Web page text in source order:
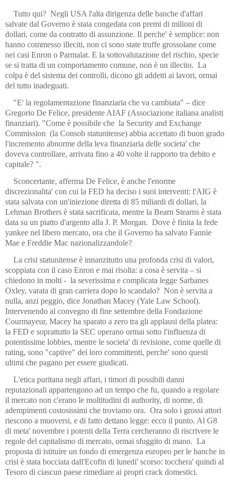
Tutto qui? Negli USA l'alta dirigenza delle banche d'affari
salvate dal Governo è stata congedata con premi di milioni di
dollari, come da contratto di assunzione. Il perche' è semplice: non
hanno commesso illeciti, non ci sono state truffe grossolane come
nei casi Enron o Parmalat. E la sottovalutazione del rischio, specie
se si tratta di un comportamento comune, non è un illecito. La
colpa è del sistema dei controlli, dicono gli addetti ai lavori, ormai
del tutto inadeguati.
"E' la regolamentazione finanziaria che va cambiata" – dice
Gregorio De Felice, presidente AIAF (Associazione italiana analisti
finanziari). "Come è possibile che la Security and Exchange
Commission (la Consob statunitense) abbia accettato di buon grado
l'incremento abnorme della leva finanziaria delle societa' che
doveva controllare, arrivata fino a 40 volte il rapporto tra debito e
capitale? ".
Sconcertante, afferma De Felice, è anche l'enorme
discrezionalita' con cui la FED ha deciso i suoi interventi: l'AIG è
stata salvata con un'iniezione diretta di 85 miliardi di dollari, la
Lehman Brothers è stata sacrificata, mentre la Bearn Stearns è stata
data su un piatto d'argento alla J. P. Morgan. Dove è finita la fede
yankee nel libero mercato, ora che il Governo ha salvato Fannie
Mae e Freddie Mac nazionalizzandole?
La crisi statunitense è innanzitutto una profonda crisi di valori,
scoppiata con il caso Enron e mai risolta: a cosa è servita – si
chiedono in molti - la severissima e complicata legge Sarbanes
Oxley, varata di gran carriera dopo lo scandalo? Non è servita a
nulla, anzi peggio, dice Jonathan Macey (Yale Law School).
Intervenendo al convegno di fine settembre della Fondazione
Courmayeur, Macey ha sparato a zero tra gli applausi della platea:
la FED e soprattutto la SEC operano ormai sotto l'influenza di
potentissime lobbies, mentre le societa' di revisione, come quelle di
rating, sono "captive" dei loro committenti, perche' sono questi
ultimi che pagano per essere giudicati.
L'etica puritana negli affari, i timori di possibili danni
reputazionali appartengono ad un tempo che fu, quando a regolare
il mercato non c'erano le moltitudini di authority, di norme, di
adempimenti costosissimi che troviamo ora. Ora solo i grossi attori
riescono a muoversi, e di fatto dettano legge: ecco il punto. Al G8
di meta' novembre i potenti della Terra cercheranno di riscrivere le
regole del capitalismo di mercato, ormai sfuggito di mano. La
proposta di istituire un fondo di emergenza europeo per le banche in
crisi è stata bocciata dall'Ecofin di lunedi' scorso: tocchera' quindi al
Tesoro di ciascun paese rimediare ai propri crack domestici.